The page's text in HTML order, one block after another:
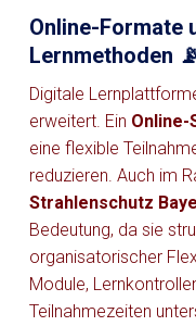
Online-Formate
Lernmethoden 📡
Digitale
erweitert. Ein
eine flexible
reduzieren. Auch im
Strahlenschutz
Bedeutung, da sie
organisatorischer
Module,
Teilnahmezeiten